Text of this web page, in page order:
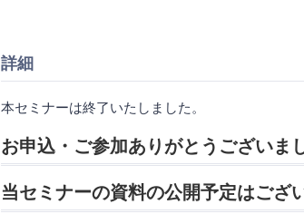
詳細
本セミナーは終了いたしました。
お申込・ご参加ありがとうございま
当セミナーの資料の公開予定はござ